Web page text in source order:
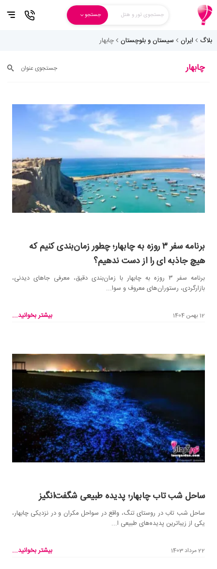
جستجوی تور و هتل جستجو
بلاگ ایران سیستان و بلوچستان چابهار
چابهار جستجوی عنوان
برنامه سفر ۳ روزه به چابهار؛ چطور زمان‌بندی کنیم که
هیچ جاذبه ای را از دست ندهیم؟
برنامه سفر ۳ روزه به چابهار با زمان‌بندی دقیق، معرفی جاهای دیدنی،
بازارگردی، رستوران‌های معروف و سوا...
12 بهمن 1404 بیشتر بخوانید...
ساحل شب تاب چابهار؛ پدیده طبیعی شگفت‌انگیز
ساحل شب تاب در روستای تنگ، واقع در سواحل مکران و در نزدیکی چابهار،
یکی از زیباترین پدیده‌های طبیعی ا...
22 مرداد 1403 بیشتر بخوانید...